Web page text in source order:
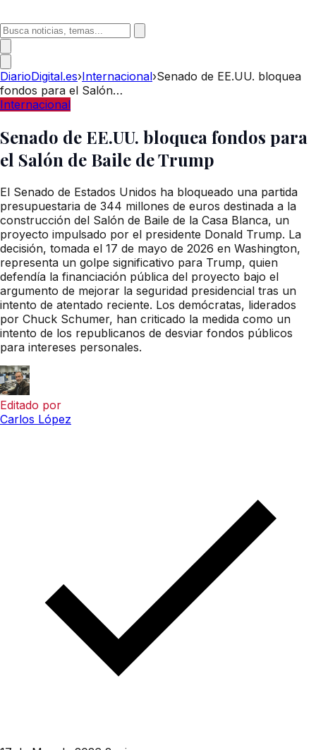
DiarioDigital.es›Internacional›Senado de EE.UU. bloquea
fondos para el Salón…
Internacional
Senado de EE.UU. bloquea fondos para
el Salón de Baile de Trump
El Senado de Estados Unidos ha bloqueado una partida
presupuestaria de 344 millones de euros destinada a la
construcción del Salón de Baile de la Casa Blanca, un
proyecto impulsado por el presidente Donald Trump. La
decisión, tomada el 17 de mayo de 2026 en Washington,
representa un golpe significativo para Trump, quien
defendía la financiación pública del proyecto bajo el
argumento de mejorar la seguridad presidencial tras un
intento de atentado reciente. Los demócratas, liderados
por Chuck Schumer, han criticado la medida como un
intento de los republicanos de desviar fondos públicos
para intereses personales.
Editado por
Carlos López